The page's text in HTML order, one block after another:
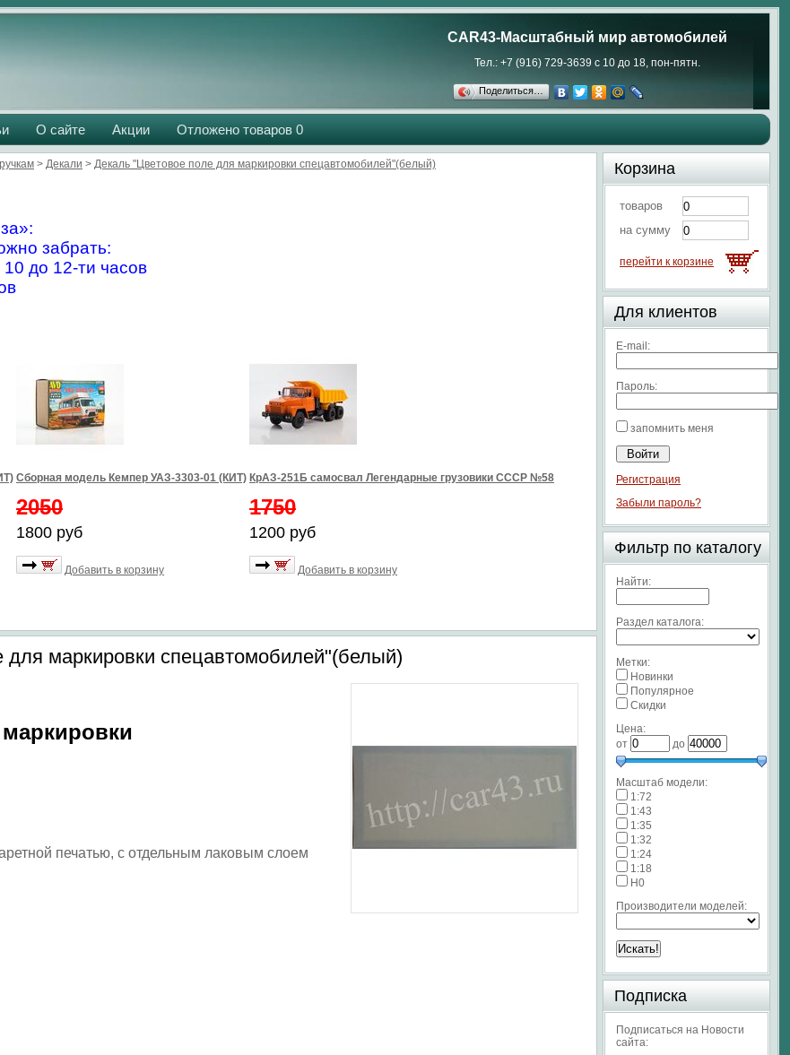
CAR43-Масштабный мир автомобилей
Тел.: +7 (916) 729-3639 с 10 до 18, пон-пятн.
Поделиться…
О сайте Акции Отложено товаров 0
> Декали > Декаль "Цветовое поле для маркировки спецавтомобилей"(белый)
забрать:
до 12-ти часов
Сборная модель Кемпер УАЗ-3303-01 (КИТ)
2050
1800 руб
Добавить в корзину
КрАЗ-251Б самосвал Легендарные грузовики СССР №58
1750
1200 руб
Добавить в корзину
для маркировки спецавтомобилей"(белый)
печатью, с отдельным лаковым слоем
Корзина
товаров
на сумму
перейти к корзине
Для клиентов
E-mail:
Пароль:
запомнить меня
Регистрация
Забыли пароль?
Фильтр по каталогу
Найти:
Раздел каталога:
Метки:
Новинки
Популярное
Скидки
Цена:
от
до
Масштаб модели:
1:72
1:43
1:35
1:32
1:24
1:18
H0
Производители моделей:
Подписка
Подписаться на Новости
сайта: